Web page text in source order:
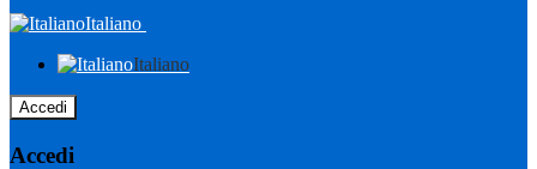
Italiano
Italiano
Accedi
Accedi